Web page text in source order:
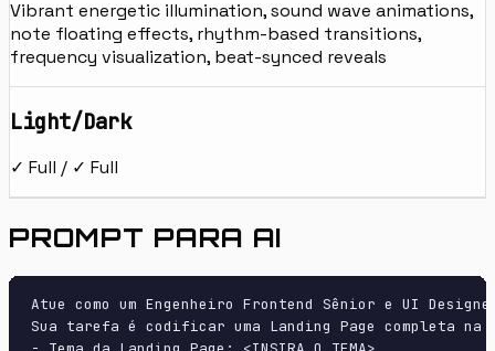
Vibrant energetic illumination, sound wave animations,
note floating effects, rhythm-based transitions,
frequency visualization, beat-synced reveals
Light/Dark
✓ Full / ✓ Full
PROMPT PARA AI
Atue como um Engenheiro Frontend Sênior e UI
Sua tarefa é codificar uma Landing Page completa